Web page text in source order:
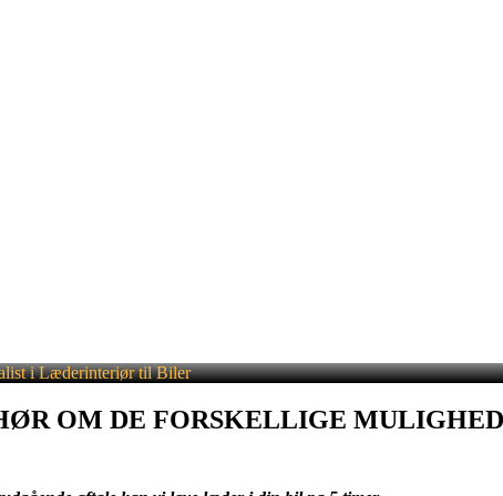
i Læderinteriør til Biler
OM DE FORSKELLIGE